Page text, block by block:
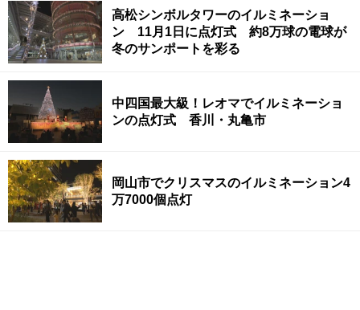
高松シンボルタワーのイルミネーショ
ン 11月1日に点灯式 約8万球の電球が
冬のサンポートを彩る
中四国最大級！レオマでイルミネーショ
ンの点灯式 香川・丸亀市
岡山市でクリスマスのイルミネーション4
万7000個点灯